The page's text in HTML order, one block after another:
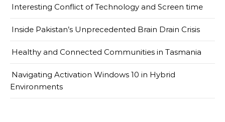
Interesting Conflict of Technology and Screen time
Inside Pakistan’s Unprecedented Brain Drain Crisis
Healthy and Connected Communities in Tasmania
Navigating Activation Windows 10 in Hybrid
Environments